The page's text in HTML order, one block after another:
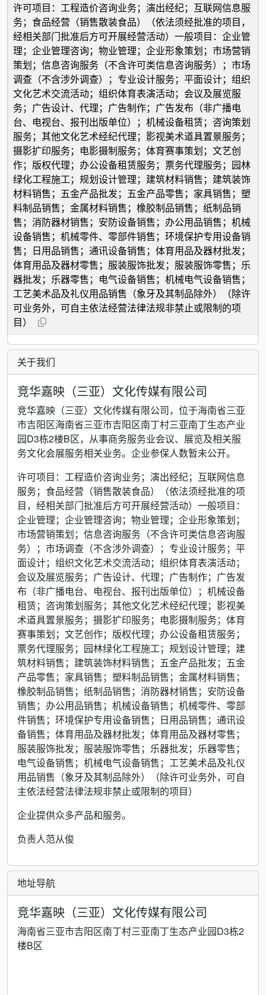
许可项目：工程造价咨询业务；演出经纪；互联网信息服
务；食品经营（销售散装食品）（依法须经批准的项目，
经相关部门批准后方可开展经营活动）一般项目：企业管
理；企业管理咨询；物业管理；企业形象策划；市场营销
策划；信息咨询服务（不含许可类信息咨询服务）；市场
调查（不含涉外调查）；专业设计服务；平面设计；组织
文化艺术交流活动；组织体育表演活动；会议及展览服
务；广告设计、代理；广告制作；广告发布（非广播电
台、电视台、报刊出版单位）；机械设备租赁；咨询策划
服务；其他文化艺术经纪代理；影视美术道具置景服务；
摄影扩印服务；电影摄制服务；体育赛事策划；文艺创
作；版权代理；办公设备租赁服务；票务代理服务；园林
绿化工程施工；规划设计管理；建筑材料销售；建筑装饰
材料销售；五金产品批发；五金产品零售；家具销售；塑
料制品销售；金属材料销售；橡胶制品销售；纸制品销
售；消防器材销售；安防设备销售；办公用品销售；机械
设备销售；机械零件、零部件销售；环境保护专用设备销
售；日用品销售；通讯设备销售；体育用品及器材批发；
体育用品及器材零售；服装服饰批发；服装服饰零售；乐
器批发；乐器零售；电气设备销售；机械电气设备销售；
工艺美术品及礼仪用品销售（象牙及其制品除外）（除许
可业务外，可自主依法经营法律法规非禁止或限制的项
目）
关于我们
竞华嘉映（三亚）文化传媒有限公司
竞华嘉映（三亚）文化传媒有限公司，位于海南省三亚
市吉阳区海南省三亚市吉阳区南丁村三亚南丁生态产业
园D3栋2楼B区，从事商务服务业会议、展览及相关服
务文化会展服务相关业务。企业参保人数暂未公开。
许可项目：工程造价咨询业务；演出经纪；互联网信息
服务；食品经营（销售散装食品）（依法须经批准的项
目，经相关部门批准后方可开展经营活动）一般项目：
企业管理；企业管理咨询；物业管理；企业形象策划；
市场营销策划；信息咨询服务（不含许可类信息咨询服
务）；市场调查（不含涉外调查）；专业设计服务；平
面设计；组织文化艺术交流活动；组织体育表演活动；
会议及展览服务；广告设计、代理；广告制作；广告发
布（非广播电台、电视台、报刊出版单位）；机械设备
租赁；咨询策划服务；其他文化艺术经纪代理；影视美
术道具置景服务；摄影扩印服务；电影摄制服务；体育
赛事策划；文艺创作；版权代理；办公设备租赁服务；
票务代理服务；园林绿化工程施工；规划设计管理；建
筑材料销售；建筑装饰材料销售；五金产品批发；五金
产品零售；家具销售；塑料制品销售；金属材料销售；
橡胶制品销售；纸制品销售；消防器材销售；安防设备
销售；办公用品销售；机械设备销售；机械零件、零部
件销售；环境保护专用设备销售；日用品销售；通讯设
备销售；体育用品及器材批发；体育用品及器材零售；
服装服饰批发；服装服饰零售；乐器批发；乐器零售；
电气设备销售；机械电气设备销售；工艺美术品及礼仪
用品销售（象牙及其制品除外）（除许可业务外，可自
主依法经营法律法规非禁止或限制的项目）
企业提供众多产品和服务。
负责人范从俊
地址导航
竞华嘉映（三亚）文化传媒有限公司
海南省三亚市吉阳区南丁村三亚南丁生态产业园D3栋2
楼B区